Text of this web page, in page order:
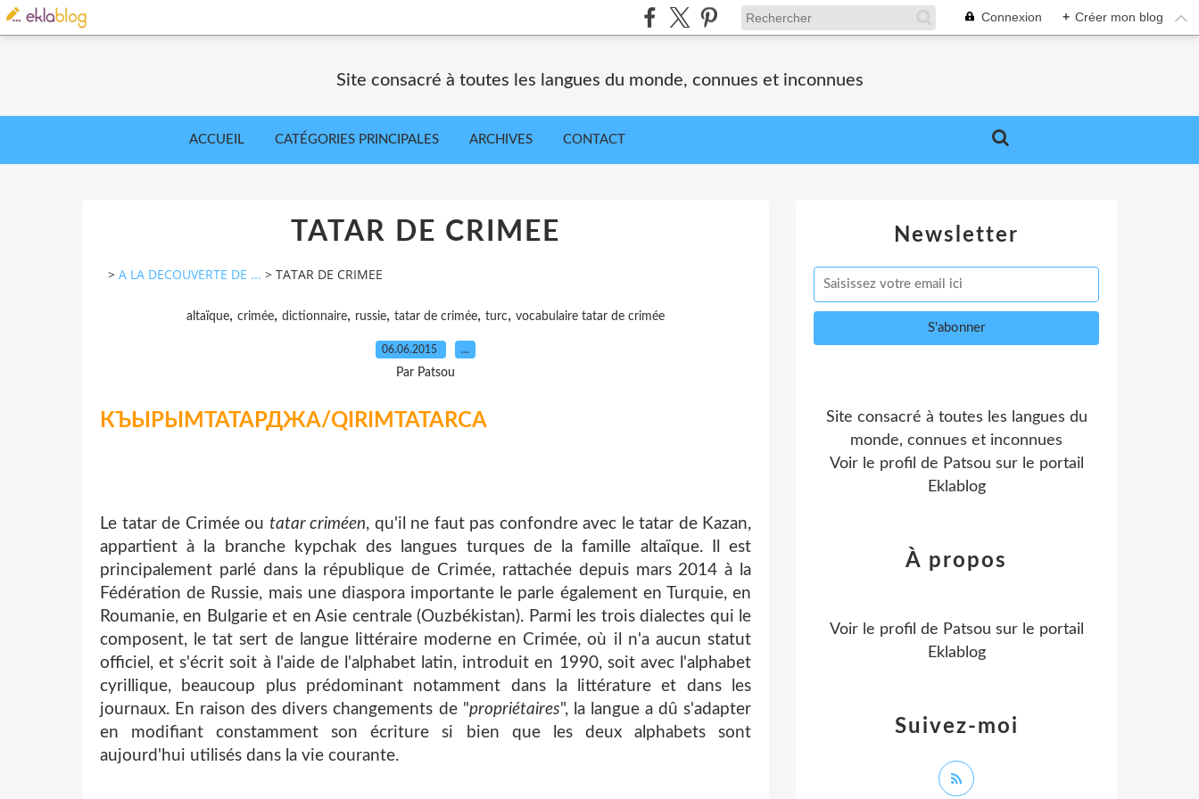
Connexion + Créer mon blog
Site consacré à toutes les langues du monde, connues et inconnues
ACCUEIL CATÉGORIES PRINCIPALES ARCHIVES CONTACT
TATAR DE CRIMEE
> A LA DECOUVERTE DE ... > TATAR DE CRIMEE
altaïque, crimée, dictionnaire, russie, tatar de crimée, turc, vocabulaire tatar de crimée
06.06.2015 …
Par Patsou
КЪЫРЫМТАТАРДЖА/QIRIMTATARCA
Le tatar de Crimée ou tatar criméen, qu'il ne faut pas confondre avec le tatar de Kazan,
appartient à la branche kypchak des langues turques de la famille altaïque. Il est
principalement parlé dans la république de Crimée, rattachée depuis mars 2014 à la
Fédération de Russie, mais une diaspora importante le parle également en Turquie, en
Roumanie, en Bulgarie et en Asie centrale (Ouzbékistan). Parmi les trois dialectes qui le
composent, le tat sert de langue littéraire moderne en Crimée, où il n'a aucun statut
officiel, et s'écrit soit à l'aide de l'alphabet latin, introduit en 1990, soit avec l'alphabet
cyrillique, beaucoup plus prédominant notamment dans la littérature et dans les
journaux. En raison des divers changements de "propriétaires", la langue a dû s'adapter
en modifiant constamment son écriture si bien que les deux alphabets sont
aujourd'hui utilisés dans la vie courante.
Newsletter
Site consacré à toutes les langues du
monde, connues et inconnues
Voir le profil de Patsou sur le portail
Eklablog
Suivez-moi
À propos
Voir le profil de Patsou sur le portail
Eklablog